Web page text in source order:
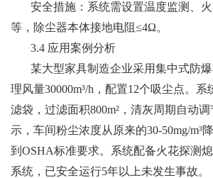
安全措施：系统需设置温度监测、
等，除尘器本体接地电阻≤4Ω。
3.4 应用案例分析
某大型家具制造企业采用集中式防
理风量30000m³/h，配置12个吸尘点。系
滤袋，过滤面积800m²，清灰周期自动
示，车间粉尘浓度从原来的30-50mg/m³
到OSHA标准要求。系统配备火花探测
系统，已安全运行5年以上未发生事故。